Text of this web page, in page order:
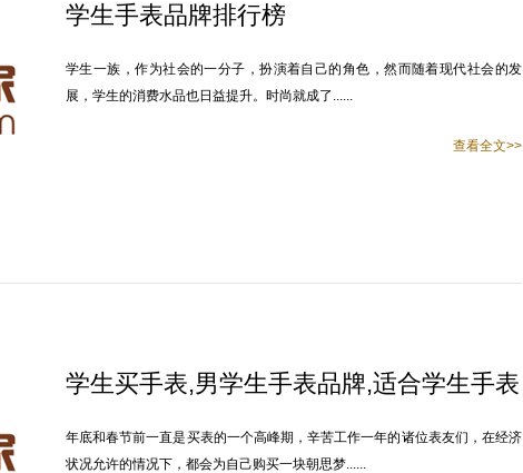
学生手表品牌排行榜
学生一族，作为社会的一分子，扮演着自己的角色，然而随着现代社会的发
展，学生的消费水品也日益提升。时尚就成了......
查看全文>>
学生买手表,男学生手表品牌,适合学生手表
年底和春节前一直是买表的一个高峰期，辛苦工作一年的诸位表友们，在经济
状况允许的情况下，都会为自己购买一块朝思梦......